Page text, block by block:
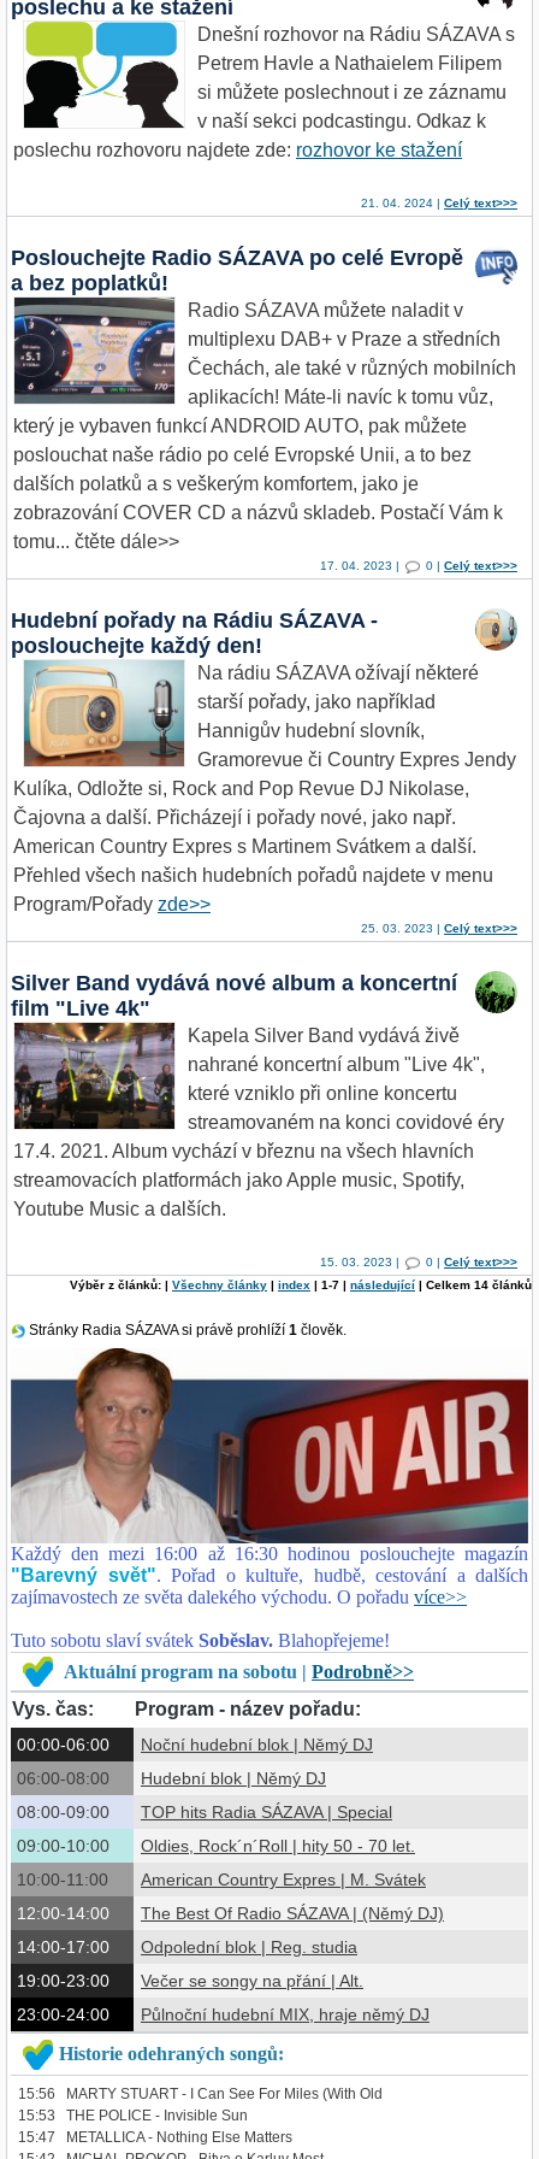
poslechu a ke stažení
Dnešní rozhovor na Rádiu SÁZAVA s
Petrem Havle a Nathaielem Filipem
si můžete poslechnout i ze záznamu
v naší sekci podcastingu. Odkaz k
poslechu rozhovoru najdete zde: rozhovor ke stažení
21. 04. 2024 | Celý text>>>
Poslouchejte Radio SÁZAVA po celé Evropě
a bez poplatků!
Radio SÁZAVA můžete naladit v
multiplexu DAB+ v Praze a středních
Čechách, ale také v různých mobilních
aplikacích! Máte-li navíc k tomu vůz,
který je vybaven funkcí ANDROID AUTO, pak můžete
poslouchat naše rádio po celé Evropské Unii, a to bez
dalších polatků a s veškerým komfortem, jako je
zobrazování COVER CD a názvů skladeb. Postačí Vám k
tomu... čtěte dále>>
17. 04. 2023 | 0 | Celý text>>>
Hudební pořady na Rádiu SÁZAVA -
poslouchejte každý den!
Na rádiu SÁZAVA ožívají některé
starší pořady, jako například
Hannigův hudební slovník,
Gramorevue či Country Expres Jendy
Kulíka, Odložte si, Rock and Pop Revue DJ Nikolase,
Čajovna a další. Přicházejí i pořady nové, jako např.
American Country Expres s Martinem Svátkem a další.
Přehled všech našich hudebních pořadů najdete v menu
Program/Pořady zde>>
25. 03. 2023 | Celý text>>>
Silver Band vydává nové album a koncertní
film "Live 4k"
Kapela Silver Band vydává živě
nahrané koncertní album "Live 4k",
které vzniklo při online koncertu
streamovaném na konci covidové éry
17.4. 2021. Album vychází v březnu na všech hlavních
streamovacích platformách jako Apple music, Spotify,
Youtube Music a dalších.
15. 03. 2023 | 0 | Celý text>>>
Výběr z článků: | Všechny články | index | 1-7 | následující | Celkem 14 článků
Stránky Radia SÁZAVA si právě prohlíží 1 člověk.
Každý den mezi 16:00 až 16:30 hodinou poslouchejte magazín
"Barevný svět". Pořad o kultuře, hudbě, cestování a dalších
zajímavostech ze světa dalekého východu. O pořadu více>>
Tuto sobotu slaví svátek Soběslav. Blahopřejeme!
Aktuální program na sobotu | Podrobně>>
Vys. čas:
Program - název pořadu:
00:00-06:00
Noční hudební blok | Němý DJ
06:00-08:00
Hudební blok | Němý DJ
08:00-09:00
TOP hits Radia SÁZAVA | Special
09:00-10:00
Oldies, Rock´n´Roll | hity 50 - 70 let.
10:00-11:00
American Country Expres | M. Svátek
12:00-14:00
The Best Of Radio SÁZAVA | (Němý DJ)
14:00-17:00
Odpolední blok | Reg. studia
19:00-23:00
Večer se songy na přání | Alt.
23:00-24:00
Půlnoční hudební MIX, hraje němý DJ
Historie odehraných songů:
15:56 MARTY STUART - I Can See For Miles (With Old
15:53 THE POLICE - Invisible Sun
15:47 METALLICA - Nothing Else Matters